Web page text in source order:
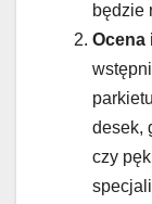
będzie
Ocena
desek,
czy